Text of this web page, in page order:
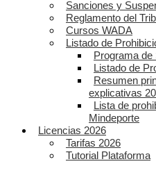
Sanciones y
Reglamento del
Cursos WADA
Listado de
Programa de
Listado de
Resumen
explicativas
Lista de
Mindeporte
Licencias 2026
Tarifas 2026
Tutorial Plataforma